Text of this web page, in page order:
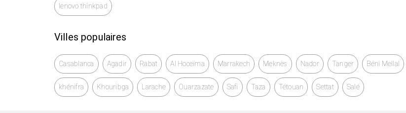
lenovo thinkpad
Villes populaires
Casablanca Agadir Rabat Al Hoceïma Marrakech Meknès Nador Tanger Béni Mellal
khénifra Khouribga Larache Ouarzazate Safi Taza Tétouan Settat Salé